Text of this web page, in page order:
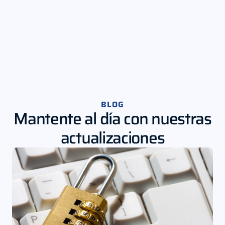
BLOG
Mantente al día con nuestras
actualizaciones